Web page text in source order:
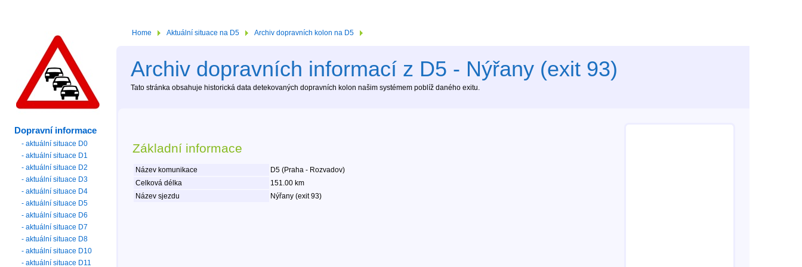
Home Aktuální situace na D5 Archiv dopravních kolon na D5
Archiv dopravních informací z D5 - Nýřany (exit 93)
Tato stránka obsahuje historická data detekovaných dopravních kolon našim systémem poblíž daného exitu.
Základní informace
Název komunikace
D5 (Praha - Rozvadov)
Celková délka
151.00 km
Název sjezdu
Nýřany (exit 93)
Dopravní informace
- aktuální situace D0
- aktuální situace D1
- aktuální situace D2
- aktuální situace D3
- aktuální situace D4
- aktuální situace D5
- aktuální situace D6
- aktuální situace D7
- aktuální situace D8
- aktuální situace D10
- aktuální situace D11